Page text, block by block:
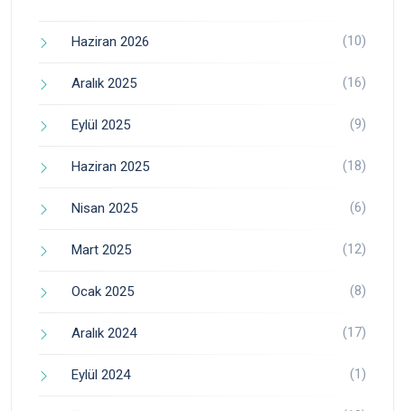
Haziran 2026 (10)
Aralık 2025 (16)
Eylül 2025 (9)
Haziran 2025 (18)
Nisan 2025 (6)
Mart 2025 (12)
Ocak 2025 (8)
Aralık 2024 (17)
Eylül 2024 (1)